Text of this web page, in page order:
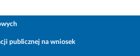
publicznej na wniosek